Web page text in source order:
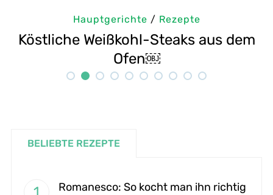
Hauptgerichte/Rezepte
Selbstgemachte Tahini: Sesampaste
Rezept
BELIEBTE REZEPTE
Romanesco: So kocht man ihn richtig